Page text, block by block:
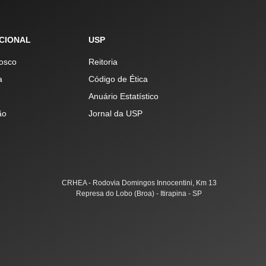
USP
Reitoria
Código de Ética
Anuário Estatístico
Jornal da USP
CRHEA - Rodovia Domingos Innocentini, Km 13
Represa do Lobo (Broa) - Itirapina - SP